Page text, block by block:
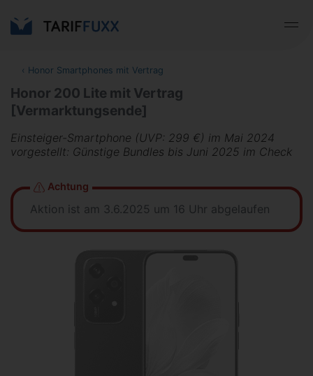
‹ Honor Smartphones mit Vertrag
Honor 200 Lite mit Vertrag
[Vermarktungsende]
Einsteiger-Smartphone (UVP: 299 €) im Mai 2024
vorgestellt: Günstige Bundles bis Juni 2025 im Check
Achtung
Aktion ist am 3.6.2025 um 16 Uhr abgelaufen